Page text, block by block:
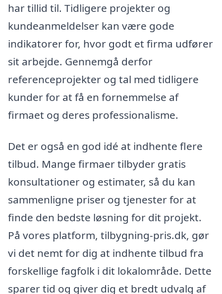
har tillid til. Tidligere projekter og
kundeanmeldelser kan være gode
indikatorer for, hvor godt et firma udfører
sit arbejde. Gennemgå derfor
referenceprojekter og tal med tidligere
kunder for at få en fornemmelse af
firmaet og deres professionalisme.
Det er også en god idé at indhente flere
tilbud. Mange firmaer tilbyder gratis
konsultationer og estimater, så du kan
sammenligne priser og tjenester for at
finde den bedste løsning for dit projekt.
På vores platform, tilbygning-pris.dk, gør
vi det nemt for dig at indhente tilbud fra
forskellige fagfolk i dit lokalområde. Dette
sparer tid og giver dig et bredt udvalg af